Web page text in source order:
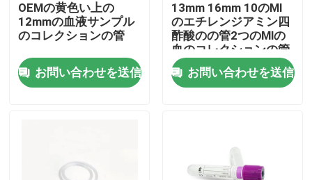
ホーム
企業情報
OEMの黄色い上の
12mmの血液サンプル
のコレクションの管
お問い合わせを送信
13mm 16mm 10のMl
のエチレンジアミン四
酢酸のの管2つのMlの
血のコレクションの管
お問い合わせを送信